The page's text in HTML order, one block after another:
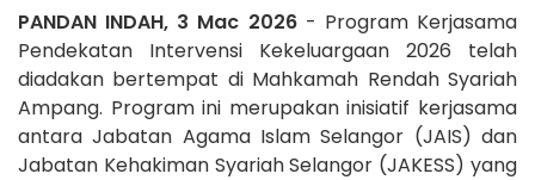
PANDAN INDAH, 3 Mac 2026- Program Kerjasama
Pendekatan Intervensi Kekeluargaan 2026 telah
diadakan bertempat di Mahkamah Rendah Syariah
Ampang. Program ini merupakan inisiatif kerjasama
antara Jabatan Agama Islam Selangor (JAIS) dan
Jabatan Kehakiman Syariah Selangor (JAKESS) yang